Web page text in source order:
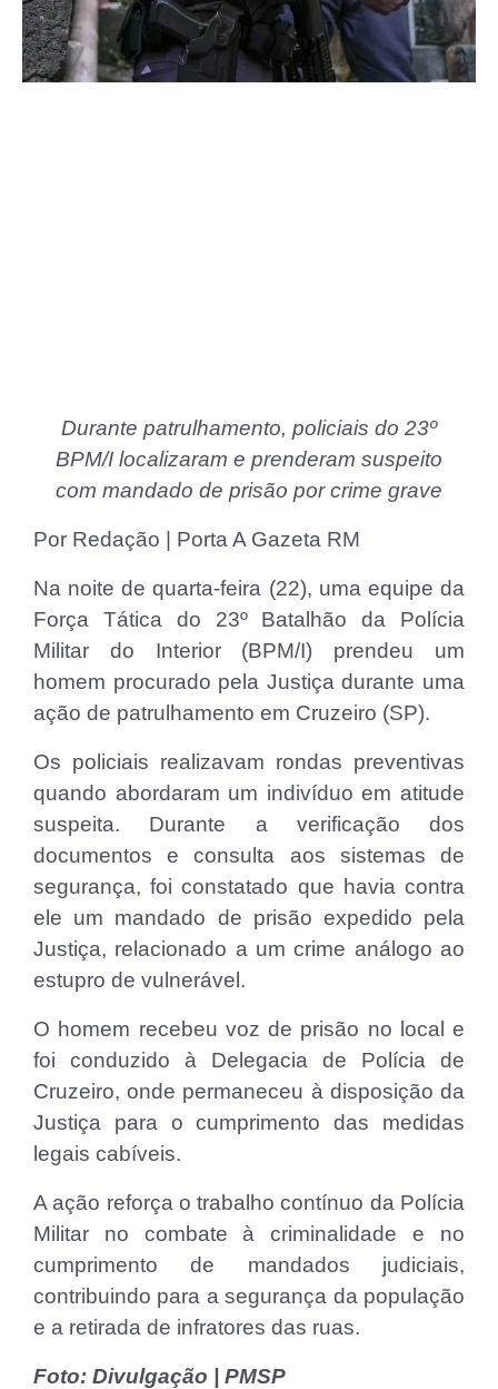
Durante patrulhamento, policiais do 23º
BPM/I localizaram e prenderam suspeito
com mandado de prisão por crime grave
Por Redação | Porta A Gazeta RM
Na noite de quarta-feira (22), uma equipe da
Força Tática do 23º Batalhão da Polícia
Militar do Interior (BPM/I) prendeu um
homem procurado pela Justiça durante uma
ação de patrulhamento em Cruzeiro (SP).
Os policiais realizavam rondas preventivas
quando abordaram um indivíduo em atitude
suspeita. Durante a verificação dos
documentos e consulta aos sistemas de
segurança, foi constatado que havia contra
ele um mandado de prisão expedido pela
Justiça, relacionado a um crime análogo ao
estupro de vulnerável.
O homem recebeu voz de prisão no local e
foi conduzido à Delegacia de Polícia de
Cruzeiro, onde permaneceu à disposição da
Justiça para o cumprimento das medidas
legais cabíveis.
A ação reforça o trabalho contínuo da Polícia
Militar no combate à criminalidade e no
cumprimento de mandados judiciais,
contribuindo para a segurança da população
e a retirada de infratores das ruas.
Foto: Divulgação | PMSP